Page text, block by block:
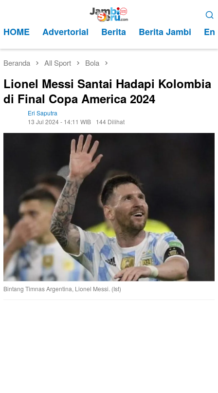
kontenMobile
HOME Advertorial Berita Berita Jambi
Beranda All Sport Bola
Lionel Messi Santai Hadapi Kolombia
di Final Copa America 2024
Eri Saputra
13 Jul 2024 - 14:11 WIB
144 Dilihat
Bintang Timnas Argentina, Lionel Messi. (Ist)